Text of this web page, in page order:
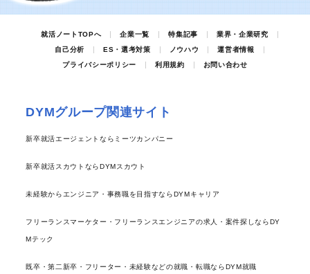
就活ノートTOPへ 企業一覧 特集記事
業界・企業研究
自己分析
ES・選考対策 ノウハウ
運営者情報
プライバシーポリシー
利用規約 お問い合わせ
DYMグループ関連サイト
新卒就活エージェントならミーツカンパニー
新卒就活スカウトならDYMスカウト
未経験からエンジニア・事務職を目指すならDYMキャリア
フリーランスマーケター・フリーランスエンジニアの求人・案件探しならDY
Mテック
既卒・第二新卒・フリーター・未経験などの就職・転職ならDYM就職